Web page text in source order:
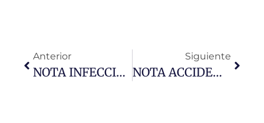
Anterior
NOTA INFECCIONES URINARIAS
Siguiente
NOTA ACCIDENTES DE TRÁNSITO